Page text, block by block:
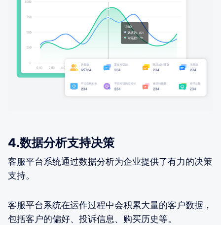
4.数据分析支持决策
客服平台系统通过数据分析为企业提供了有力的决策
支持。
客服平台系统在运作过程中会积累大量的客户数据，
包括客户的偏好、投诉信息、购买历史等。